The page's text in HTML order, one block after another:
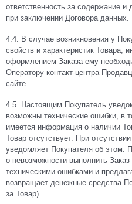
ответственность за содержание и
при заключении Договора данных.
4.4. В случае возникновения у
свойств и характеристик Товара,
оформлением Заказа ему
Оператору контакт-центра
сайте.
4.5. Настоящим Покупатель
возможны технические ошибки, в
имеется информация о наличии
Товар отсутствует. При
уведомляет Покупателя об этом.
о невозможности выполнить
техническими ошибками и
возвращает денежные средства
за Товар).